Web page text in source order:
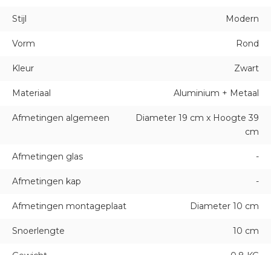
Stijl Modern
Vorm Rond
Kleur Zwart
Materiaal Aluminium + Metaal
Afmetingen algemeen
Diameter 19 cm x Hoogte 39
cm
Afmetingen glas -
Afmetingen kap -
Afmetingen montageplaat Diameter 10 cm
Snoerlengte 10 cm